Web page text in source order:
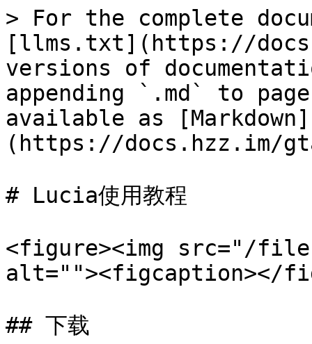
> For the complete
[llms.txt](https://
versions of
appending `.md` to
available as [Markdown]
(https://docs.hzz.im/
# Lucia使用教程
<figure><img src="/files/
alt=""><figcaption></
## 下载